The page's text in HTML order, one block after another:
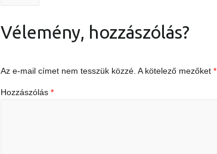
Vélemény, hozzászólás?
Az e-mail címet nem tesszük közzé. A kötelező mezőket*
Hozzászólás*